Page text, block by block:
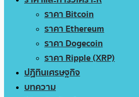
ราคา Bitcoin
ราคา Ethereum
ราคา Dogecoin
ราคา Ripple (XRP)
ปฏิทินเศรษฐกิจ
บทความ